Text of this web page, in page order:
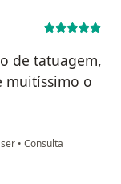
de tatuagem,
muitíssimo o
• Consulta